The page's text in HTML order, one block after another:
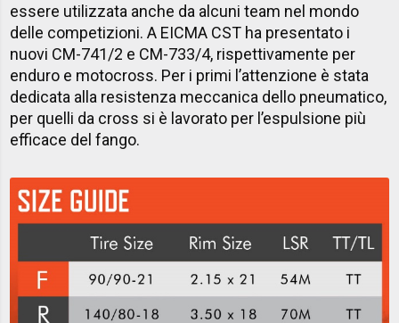
essere utilizzata anche da alcuni team nel mondo
delle competizioni. A EICMA CST ha presentato i
nuovi CM-741/2 e CM-733/4, rispettivamente per
enduro e motocross. Per i primi l’attenzione è stata
dedicata alla resistenza meccanica dello pneumatico,
per quelli da cross si è lavorato per l’espulsione più
efficace del fango.